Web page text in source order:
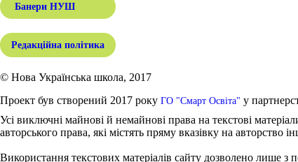
Банери НУШ
Редакційна політика
© Нова Українська школа, 2017
Проект був створений 2017 року ГО "Смарт Освіта" у
Усі виключні майнові й немайнові права на текстові
авторського права, які містять пряму вказівку на авторство
Використання текстових матеріалів сайту дозволено лише